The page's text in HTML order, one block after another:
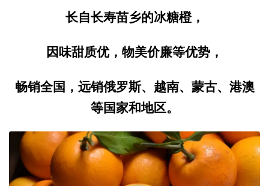
长自长寿苗乡的冰糖橙，
因味甜质优，物美价廉等优势，
畅销全国，远销俄罗斯、越南、蒙古、港澳
等国家和地区。